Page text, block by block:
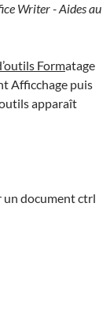
Writer - Aides au
Formatage
Afficchage puis
apparaît
un document ctrl